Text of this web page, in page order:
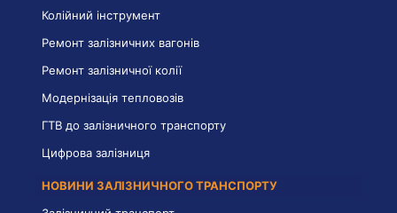
Колійний інструмент
Ремонт залізничних вагонів
Ремонт залізничної колії
Модернізація тепловозів
ГТВ до залізничного транспорту
Цифрова залізниця
НОВИНИ ЗАЛІЗНИЧНОГО ТРАНСПОРТУ